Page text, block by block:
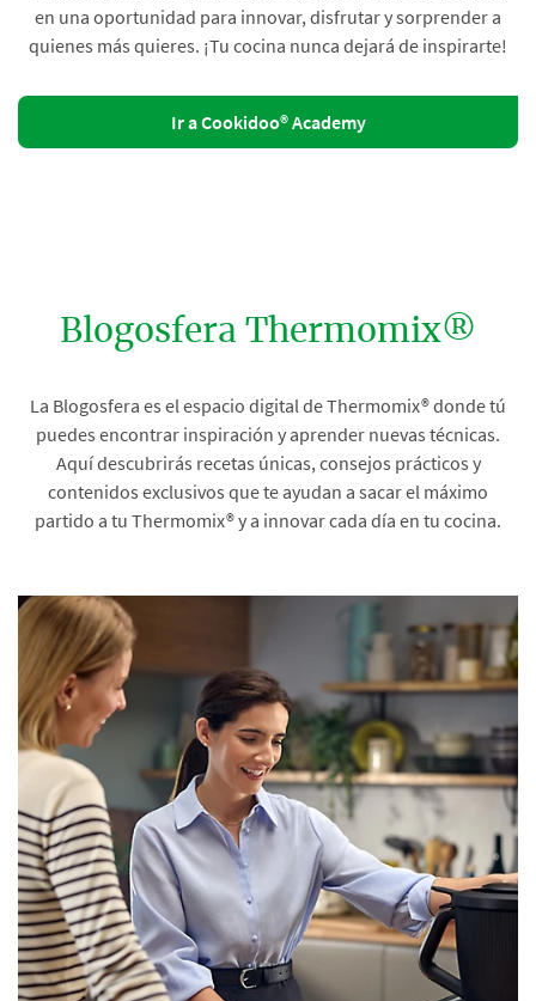
en una oportunidad para innovar, disfrutar y sorprender a
quienes más quieres. ¡Tu cocina nunca dejará de inspirarte!
Ir a Cookidoo® Academy
Blogosfera Thermomix®
La Blogosfera es el espacio digital de Thermomix® donde tú
puedes encontrar inspiración y aprender nuevas técnicas.
Aquí descubrirás recetas únicas, consejos prácticos y
contenidos exclusivos que te ayudan a sacar el máximo
partido a tu Thermomix® y a innovar cada día en tu cocina.